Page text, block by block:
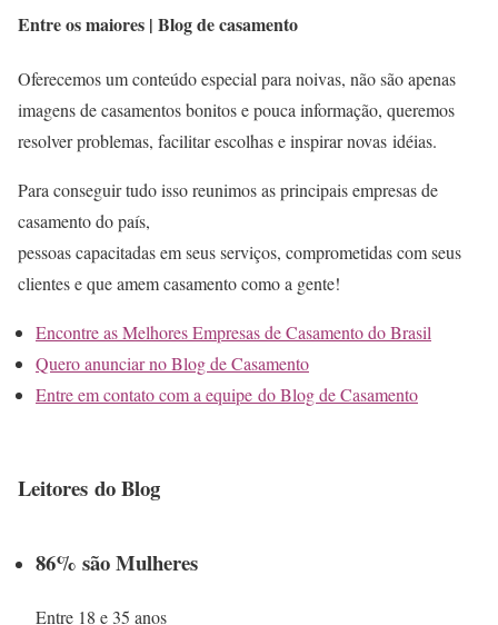
Entre os maiores | Blog de casamento
Oferecemos um conteúdo especial para noivas, não são apenas
imagens de casamentos bonitos e pouca informação, queremos
resolver problemas, facilitar escolhas e inspirar novas idéias.
Para conseguir tudo isso reunimos as principais empresas de
casamento do país,
pessoas capacitadas em seus serviços, comprometidas com seus
clientes e que amem casamento como a gente!
Encontre as Melhores Empresas de Casamento do Brasil
Quero anunciar no Blog de Casamento
Entre em contato com a equipe do Blog de Casamento
Leitores do Blog
86% são Mulheres
Entre 18 e 35 anos